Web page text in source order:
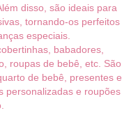
disso, são ideais para
tornando-os perfeitos
especiais.
babadores,
roupas de bebê, etc. São
de bebê, presentes e
personalizadas e roupões